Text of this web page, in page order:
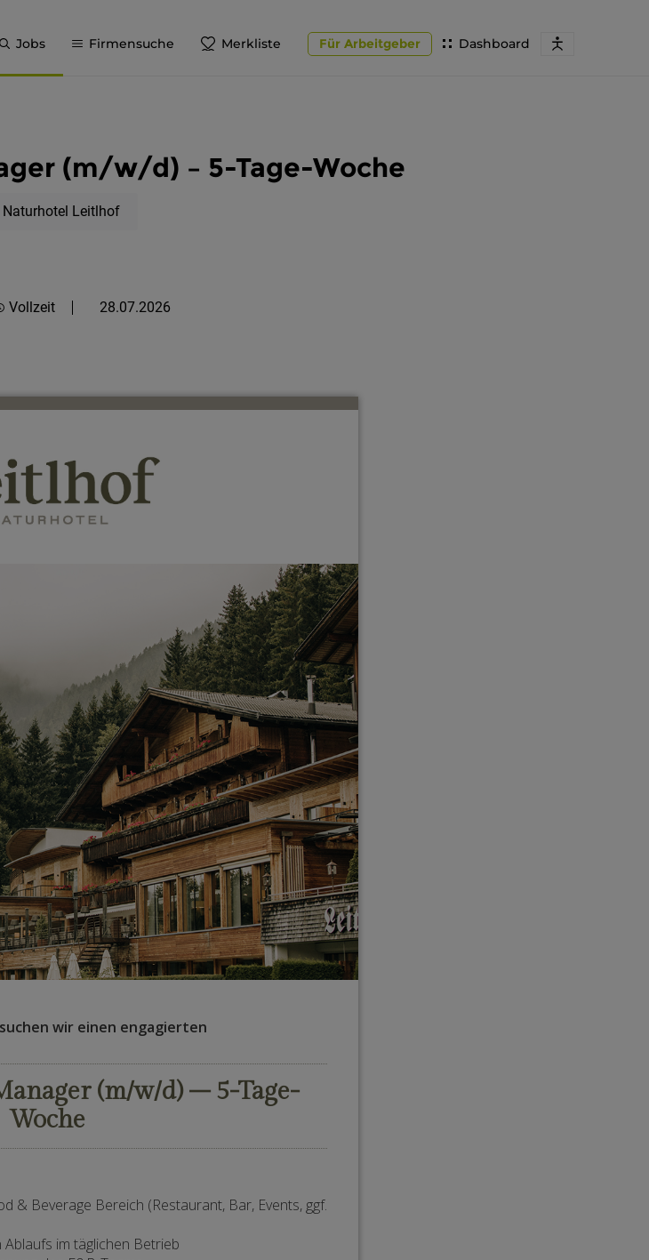
Jobs Firmensuche Merkliste Dashboard
Für Arbeitgeber
(m/w/d) – 5-Tage-Woche
Naturhotel Leitlhof
Vollzeit 28.07.2026